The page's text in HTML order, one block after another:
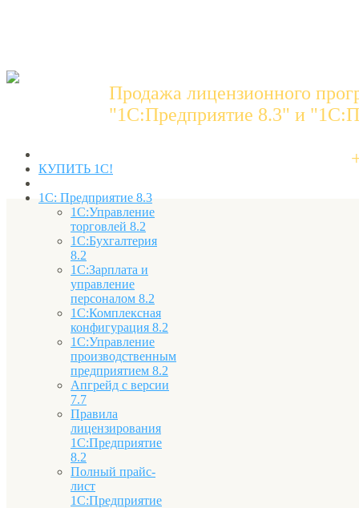
Продажа лицензионного
"1C:Предприятие 8.3" и
КУПИТЬ 1С!
1С: Предприятие 8.3
1С:Управление
торговлей 8.2
1С:Бухгалтерия
8.2
1С:Зарплата и
управление
персоналом 8.2
1С:Комплексная
конфигурация 8.2
1С:Управление
производственным
предприятием 8.2
Апгрейд с версии
7.7
Правила
лицензирования
1С:Предприятие
8.2
Полный прайс-
лист
1С:Предприятие